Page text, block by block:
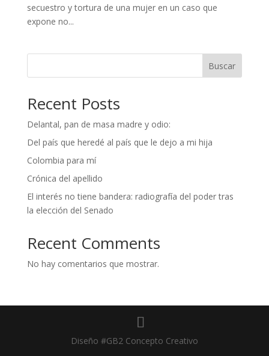
secuestro y tortura de una mujer en un caso que
expone no...
Buscar
Recent Posts
Delantal, pan de masa madre y odio:
Del país que heredé al país que le dejo a mi hija
Colombia para mí
Crónica del apellido
El interés no tiene bandera: radiografía del poder tras
la elección del Senado
Recent Comments
No hay comentarios que mostrar.
Diseño #GB2 Concepto Creativo